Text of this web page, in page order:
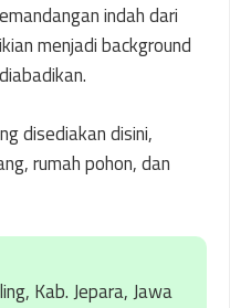
indah dari
menjadi background
disediakan disini,
rumah pohon, dan
Kab. Jepara, Jawa